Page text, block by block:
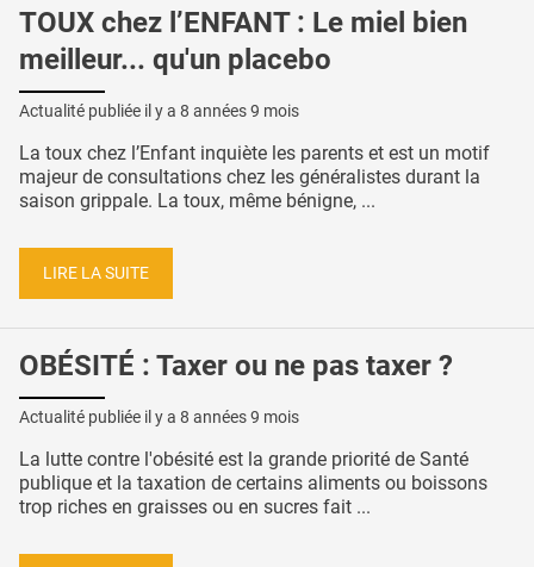
TOUX chez l’ENFANT : Le miel bien
meilleur... qu'un placebo
Actualité publiée il y a 8 années 9 mois
La toux chez l’Enfant inquiète les parents et est un motif
majeur de consultations chez les généralistes durant la
saison grippale. La toux, même bénigne, ...
LIRE LA SUITE
OBÉSITÉ : Taxer ou ne pas taxer ?
Actualité publiée il y a 8 années 9 mois
La lutte contre l'obésité est la grande priorité de Santé
publique et la taxation de certains aliments ou boissons
trop riches en graisses ou en sucres fait ...